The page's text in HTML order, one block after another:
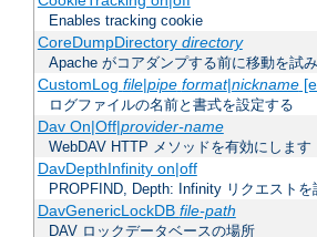
Enables tracking cookie
CoreDumpDirectory directory
Apache がコアダンプする前に移動を試
CustomLog file|pipe format|nickname
ログファイルの名前と書式を設定する
Dav On|Off|provider-name
WebDAV HTTP メソッドを有効にします
DavDepthInfinity on|off
PROPFIND, Depth: Infinity リクエストを
DavGenericLockDB file-path
DAV ロックデータベースの場所